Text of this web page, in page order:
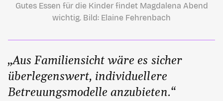
Gutes Essen für die Kinder findet Magdalena Abend
wichtig. Bild: Elaine Fehrenbach
„Aus Familiensicht wäre es sicher
überlegenswert, individuellere
Betreuungsmodelle anzubieten.“